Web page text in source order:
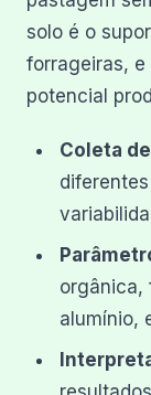
solo é o
forrageiras,
potencial
Coleta
orgânica,
alumínio,